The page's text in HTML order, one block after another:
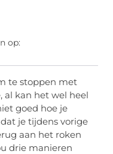
op:
te stoppen met
al kan het wel heel
goed hoe je
je tijdens vorige
aan het roken
drie manieren